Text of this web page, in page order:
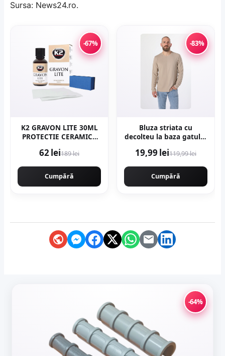
Sursa: News24.ro.
-67%
K2 GRAVON LITE 30ML
PROTECTIE CERAMICA
62 lei189 lei
Cumpără
-83%
Bluza striata cu
decolteu la baza gatului
19,99 lei119,99 lei
Cumpără
-64%